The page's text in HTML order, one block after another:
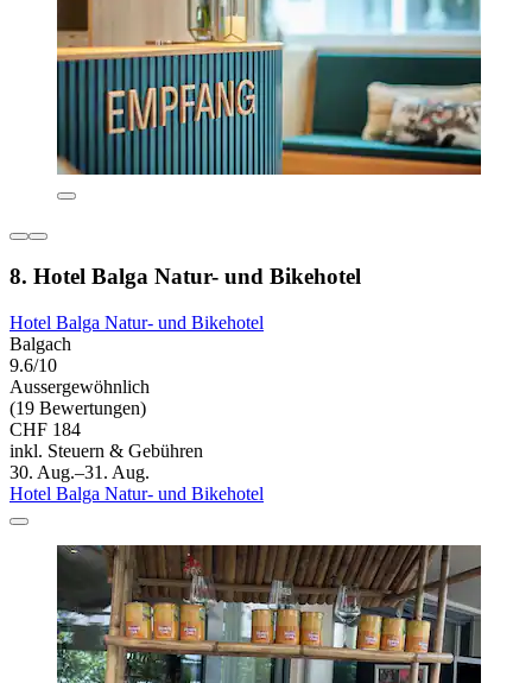
8. Hotel Balga Natur- und Bikehotel
Hotel Balga Natur- und Bikehotel
Balgach
9.6/10
Aussergewöhnlich
(19 Bewertungen)
CHF 184
inkl. Steuern & Gebühren
30. Aug.–31. Aug.
Hotel Balga Natur- und Bikehotel